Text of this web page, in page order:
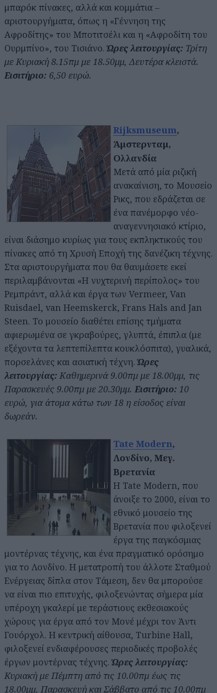
μπαρόκ πίνακες, αλλά και κομμάτια –
αριστουργήματα, όπως η «Γέννηση της
Αφροδίτης» του Μποτιτσέλι και η «Αφροδίτη του
Ουρμπίνο», του Τισιάνο.Ώρες λειτουργίας: Τρίτη
με Κυριακή 8.15πμ με 18.50μμ, Δευτέρα κλειστά.
Εισιτήριο: 6,50 ευρώ.
Rijksmuseum,
Άμστερνταμ,
Ολλανδία
Μετά από μία ριζική
ανακαίνιση, το Μουσείο
Ρικς, που εδράζεται σε
ένα πανέμορφο νέο-
αναγεννησιακό κτίριο,
είναι διάσημο κυρίως για τους εκπληκτικούς του
πίνακες από τη Χρυσή Εποχή της δανέζικη τέχνης.
Στα αριστουργήματα που θα θαυμάσετε εκεί
περιλαμβάνονται «Η νυχτερινή περίπολος» του
Ρεμπράντ, αλλά και έργα των Vermeer, Van
Ruisdael, van Heemskerck, Frans Hals and Jan
Steen. Το μουσείο διαθέτει επίσης τμήματα
αφιερωμένα σε γκραβούρες, γλυπτά, έπιπλα (με
εξέχοντα τα λεπτεπίλεπτα κουκλόσπιτα), γυαλικά,
πορσελάνες και ασιατική τέχνη.Ώρες
λειτουργίας: Καθημερινά 9.00πμ με 18.00μμ, τις
Παρασκευές 9.00πμ με 20.30μμ. Εισιτήριο: 10
ευρώ, για άτομα κάτω των 18 η είσοδος είναι
δωρεάν.
Tate Modern,
Λονδίνο, Μεγ.
Βρετανία
Η Tate Modern, που
άνοιξε το 2000, είναι το
εθνικό μουσείο της
Βρετανία που φιλοξενεί
έργα της παγκόσμιας
μοντέρνας τέχνης, και ένα πραγματικό ορόσημο
για το Λονδίνο. Η μετατροπή του άλλοτε Σταθμού
Ενέργειας δίπλα στον Τάμεση, δεν θα μπορούσε
να είναι πιο επιτυχής, φιλοξενώντας σήμερα μία
υπέροχη γκαλερί με τεράστιους εκθεσιακούς
χώρους για έργα από τον Μονέ μέχρι τον Άντι
Γουόρχολ. Η κεντρική αίθουσα, Turbine Hall,
φιλοξενεί ενδιαφέρουσες περιοδικές προβολές
έργων μοντέρνας τέχνης.Ώρες λειτουργίας:
Κυριακή με Πέμπτη από τις 10.00πμ έως τις
18.00μμ, Παρασκευή και Σάββατο από τις 10.00πμ